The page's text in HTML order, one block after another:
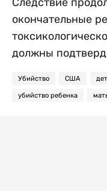
Следствие
окончательные
должны
Убийство США
убийство ребенка